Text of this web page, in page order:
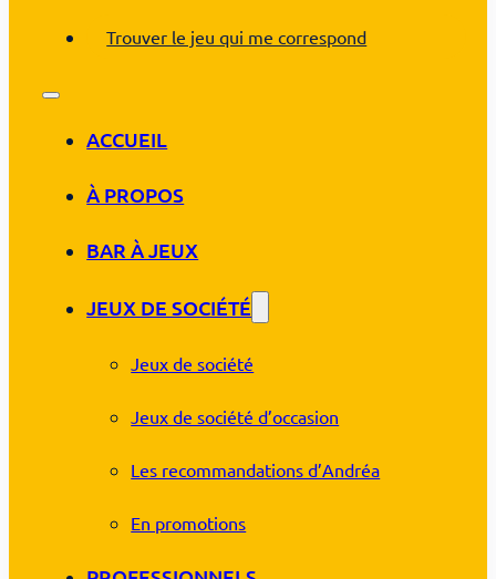
Trouver le jeu qui me correspond
ACCUEIL
À PROPOS
BAR À JEUX
JEUX DE SOCIÉTÉ
Jeux de société
Jeux de société d’occasion
Les recommandations d’Andréa
En promotions